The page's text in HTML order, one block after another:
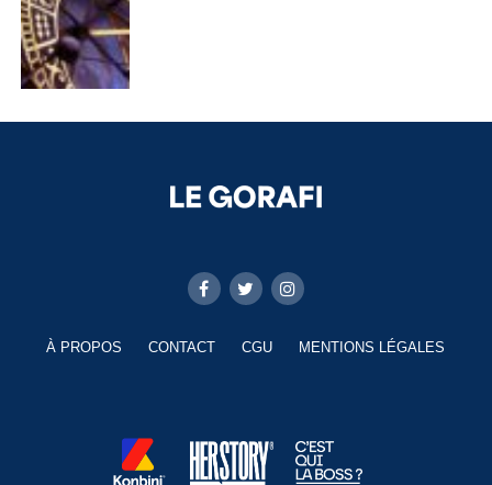
À PROPOS CONTACT CGU MENTIONS LÉGALES